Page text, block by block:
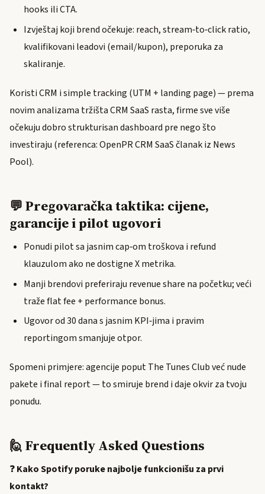
hooks ili CTA.
Izvještaj koji brend očekuje: reach, stream‑to‑click ratio,
kvalifikovani leadovi (email/kupon), preporuka za
skaliranje.
Koristi CRM i simple tracking (UTM + landing page) — prema
novim analizama tržišta CRM SaaS rasta, firme sve više
očekuju dobro strukturisan dashboard pre nego što
investiraju (referenca: OpenPR CRM SaaS članak iz News
Pool).
💬 Pregovaračka taktika: cijene,
garancije i pilot ugovori
Ponudi pilot sa jasnim cap‑om troškova i refund
klauzulom ako ne dostigne X metrika.
Manji brendovi preferiraju revenue share na početku; veći
traže flat fee + performance bonus.
Ugovor od 30 dana s jasnim KPI‑jima i pravim
reportingom smanjuje otpor.
Spomeni primjere: agencije poput The Tunes Club već nude
pakete i final report — to smiruje brend i daje okvir za tvoju
ponudu.
🙋 Frequently Asked Questions
❓Kako Spotify poruke najbolje funkcionišu za prvi
kontakt?